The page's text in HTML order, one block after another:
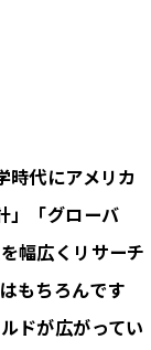
時代にアメリカ
」「グローバ
幅広くリサーチ
もちろんです
ドが広がってい